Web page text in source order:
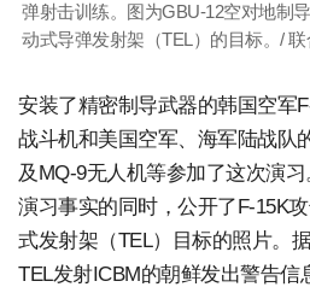
弹射击训练。图为GBU-12空对地制
动式导弹发射架（TEL）的目标。/
安装了精密制导武器的韩国空军
战斗机和美国空军、海军陆战队
及MQ-9无人机等参加了这次演
演习事实的同时，公开了F-15K
式发射架（TEL）目标的照片。
TEL发射ICBM的朝鲜发出警告信